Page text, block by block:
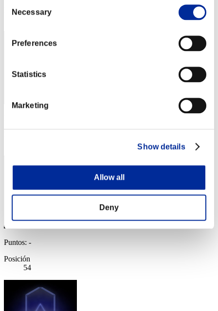
Selection
Necessary
Preferences
Statistics
Marketing
Show details
Allow all
Deny
Posición
Puntos: -
Posición
54